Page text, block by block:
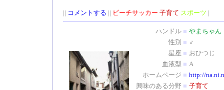
|| コメントする || ビーチサッカー 子育て スポーツ |
ハンドル ■ やまちゃん
性別 ■ ♂
星座 ■ おひつじ
血液型 ■ A
ホームページ ■ http://
興味のある分野 ■ 子育て